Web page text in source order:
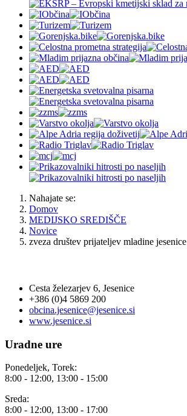
Nahajate se:
Domov
MEDIJSKO SREDIŠČE
Novice
zveza društev prijateljev mladine jesenice
Cesta železarjev 6, Jesenice
+386 (0)4 5869 200
obcina.jesenice@jesenice.si
www.jesenice.si
Uradne ure
Ponedeljek, Torek:
8:00 - 12:00, 13:00 - 15:00
Sreda:
8:00 - 12:00, 13:00 - 17:00